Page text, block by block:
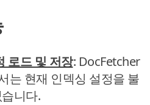
로드 및 저장: DocFetcher
는 현재 인덱싱 설정을 불
니다.